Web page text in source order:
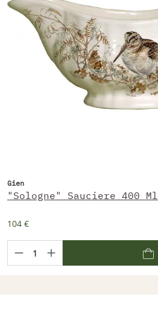
Gien
"Sologne" Sauciere 400 Ml
104 €